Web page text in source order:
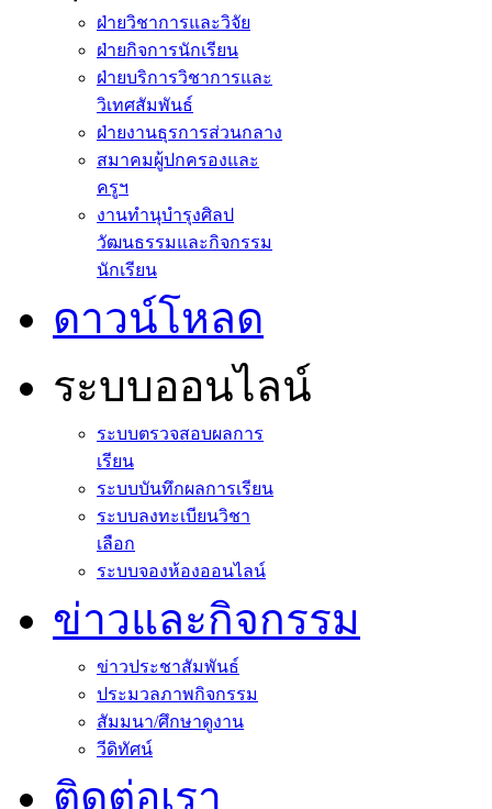
ฝ่ายวิชาการและวิจัย
ฝ่ายกิจการนักเรียน
ฝ่ายบริการวิชาการและ
วิเทศสัมพันธ์
ฝ่ายงานธุรการส่วนกลาง
สมาคมผู้ปกครองและ
ครูฯ
งานทำนุบำรุงศิลป
วัฒนธรรมและกิจกรรม
นักเรียน
ดาวน์โหลด
ระบบออนไลน์
ระบบตรวจสอบผลการ
เรียน
ระบบบันทึกผลการเรียน
ระบบลงทะเบียนวิชา
เลือก
ระบบจองห้องออนไลน์
ข่าวและกิจกรรม
ข่าวประชาสัมพันธ์
ประมวลภาพกิจกรรม
สัมมนา/ศึกษาดูงาน
วีดิทัศน์
ติดต่อเรา